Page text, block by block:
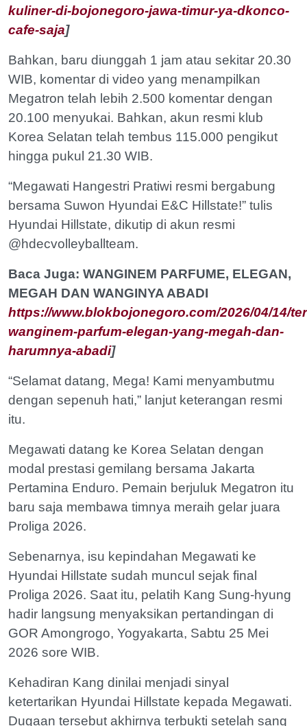
kuliner-di-bojonegoro-jawa-timur-ya-dkonco-
cafe-saja]
Bahkan, baru diunggah 1 jam atau sekitar 20.30
WIB, komentar di video yang menampilkan
Megatron telah lebih 2.500 komentar dengan
20.100 menyukai. Bahkan, akun resmi klub
Korea Selatan telah tembus 115.000 pengikut
hingga pukul 21.30 WIB.
“Megawati Hangestri Pratiwi resmi bergabung
bersama Suwon Hyundai E&C Hillstate!” tulis
Hyundai Hillstate, dikutip di akun resmi
@hdecvolleyballteam.
Baca Juga: WANGINEM PARFUME, ELEGAN,
MEGAH DAN WANGINYA ABADI
https://www.blokbojonegoro.com/2026/04/14/
wanginem-parfum-elegan-yang-megah-dan-
harumnya-abadi]
“Selamat datang, Mega! Kami menyambutmu
dengan sepenuh hati,” lanjut keterangan resmi
itu.
Megawati datang ke Korea Selatan dengan
modal prestasi gemilang bersama Jakarta
Pertamina Enduro. Pemain berjuluk Megatron itu
baru saja membawa timnya meraih gelar juara
Proliga 2026.
Sebenarnya, isu kepindahan Megawati ke
Hyundai Hillstate sudah muncul sejak final
Proliga 2026. Saat itu, pelatih Kang Sung-hyung
hadir langsung menyaksikan pertandingan di
GOR Amongrogo, Yogyakarta, Sabtu 25 Mei
2026 sore WIB.
Kehadiran Kang dinilai menjadi sinyal
ketertarikan Hyundai Hillstate kepada Megawati.
Dugaan tersebut akhirnya terbukti setelah sang